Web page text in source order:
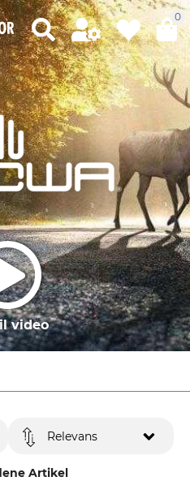
0
video
Artikel
Relevans